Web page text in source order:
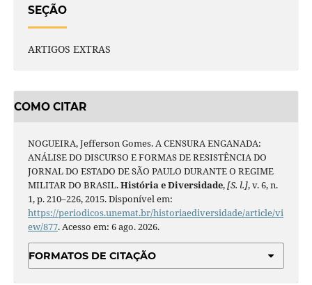
SEÇÃO
ARTIGOS EXTRAS
COMO CITAR
NOGUEIRA, Jefferson Gomes. A CENSURA ENGANADA:
ANÁLISE DO DISCURSO E FORMAS DE RESISTÊNCIA DO
JORNAL DO ESTADO DE SÃO PAULO DURANTE O REGIME
MILITAR DO BRASIL.História e Diversidade,[S. l.], v. 6, n.
1, p. 210–226, 2015. Disponível em:
https://periodicos.unemat.br/historiaediversidade/article/vi
ew/877. Acesso em: 6 ago. 2026.
FORMATOS DE CITAÇÃO